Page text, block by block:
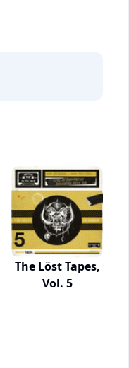
The Löst Tapes,
Vol. 5